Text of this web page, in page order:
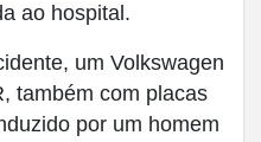
ao hospital.
um Volkswagen
também com placas
por um homem